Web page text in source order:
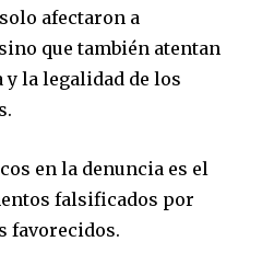
afectaron a
que también atentan
la legalidad de los
en la denuncia es el
falsificados por
favorecidos.